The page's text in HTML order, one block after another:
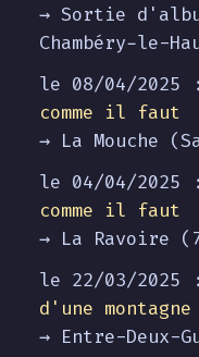
→ Sortie
Chambéry-le-
le 08/04/2025
comme il faut
→ La Mouche
le 04/04/2025
comme il faut
→ La Ravoire
le 22/03/2025
d'une montagne
→ Entre-Deux-